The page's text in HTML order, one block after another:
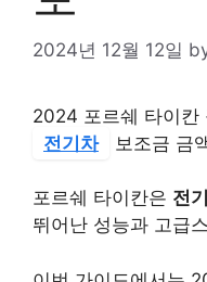
2024년 12월 12일
2024 포르쉐 타이칸
전기차
보조금 금
포르쉐 타이칸은 전
뛰어난 성능과 고급